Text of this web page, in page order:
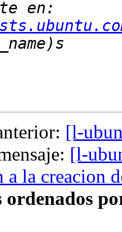
[l-
[l-
a la creacion
ordenados